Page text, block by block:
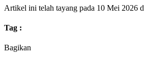
Artikel ini telah tayang pada 10 Mei 2026
Tag :
Bagikan